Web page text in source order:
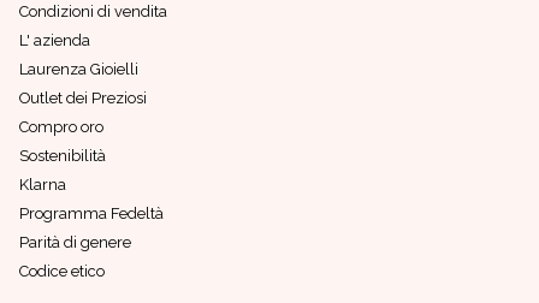
Condizioni di vendita
L' azienda
Laurenza Gioielli
Outlet dei Preziosi
Compro oro
Sostenibilità
Klarna
Programma Fedeltà
Parità di genere
Codice etico